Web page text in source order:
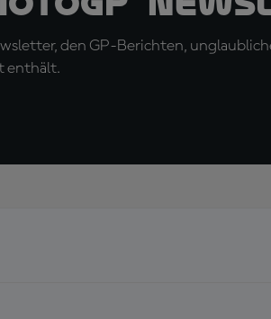
den GP-Berichten,
enthält.